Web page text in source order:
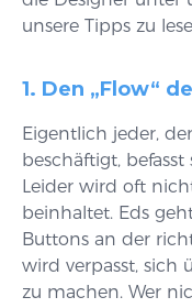
unsere Tipps zu
1. Den „Flow“
Eigentlich jeder,
beschäftigt,
Leider wird oft
beinhaltet. Eds
Buttons an der
wird verpasst, sich
zu machen. Wer